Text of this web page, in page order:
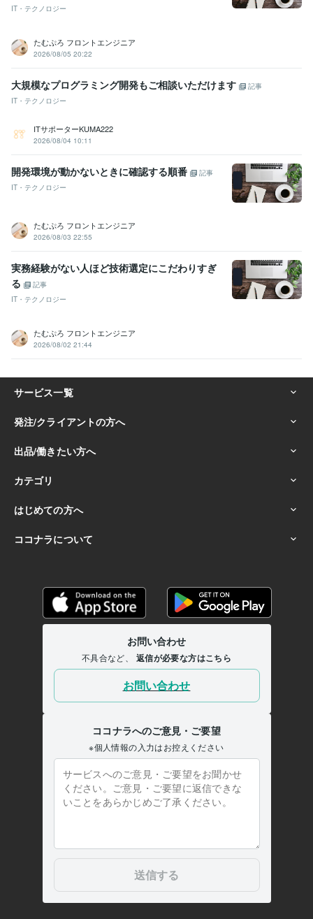
IT・テクノロジー
たむぷろ フロントエンジニア
2026/08/05 20:22
大規模なプログラミング開発もご相談いただけます
記事
IT・テクノロジー
ITサポーターKUMA222
2026/08/04 10:11
開発環境が動かないときに確認する順番
記事
IT・テクノロジー
たむぷろ フロントエンジニア
2026/08/03 22:55
実務経験がない人ほど技術選定にこだわりすぎ
る
記事
IT・テクノロジー
たむぷろ フロントエンジニア
2026/08/02 21:44